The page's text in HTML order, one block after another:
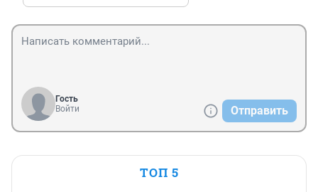
Гость
Войти
Отправить
ТОП 5